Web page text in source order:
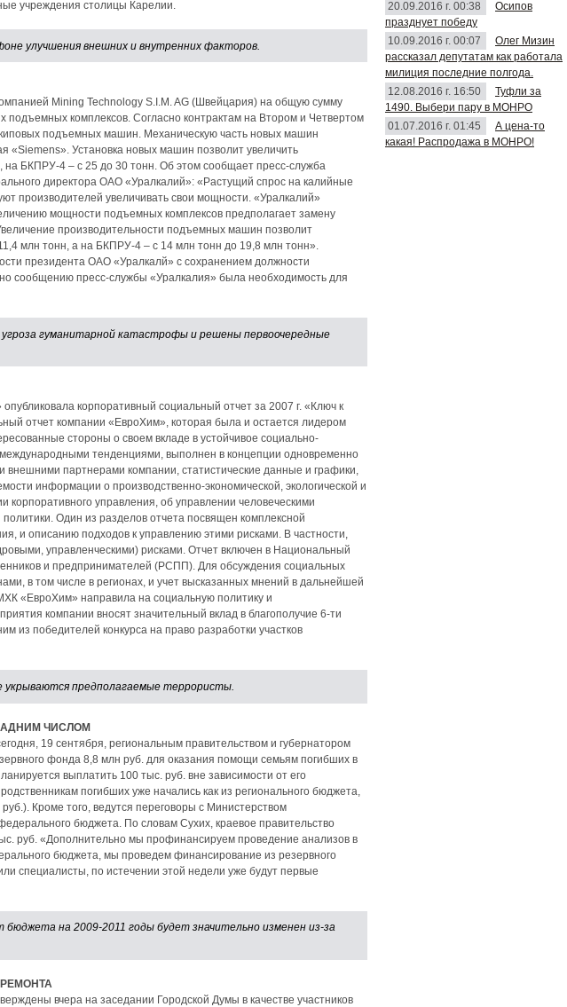
учреждения столицы Карелии.
улучшения внешних и внутренних факторов.
Mining Technology S.I.M. AG (Швейцария) на общую сумму
комплексов. Согласно контрактам на Втором и Четвертом
подъемных машин. Механическую часть новых машин
«Siemens». Установка новых машин позволит увеличить
БКПРУ-4 – с 25 до 30 тонн. Об этом сообщает пресс-служба
директора ОАО «Уралкалий»: «Растущий спрос на калийные
производителей увеличивать свои мощности. «Уралкалий»
мощности подъемных комплексов предполагает замену
производительности подъемных машин позволит
млн тонн, а на БКПРУ-4 – с 14 млн тонн до 19,8 млн тонн».
президента ОАО «Уралкалй» с сохранением должности
сообщению пресс-службы «Уралкалия» была необходимость для
гуманитарной катастрофы и решены первоочередные
корпоративный социальный отчет за 2007 г. «Ключ к
отчет компании «ЕвроХим», которая была и остается лидером
стороны о своем вкладе в устойчивое социально-
тенденциями, выполнен в концепции одновременно
партнерами компании, статистические данные и графики,
информации о производственно-экономической, экологической и
управления, об управлении человеческими
Один из разделов отчета посвящен комплексной
и описанию подходов к управлению этими рисками. В частности,
управленческими) рисками. Отчет включен в Национальный
и предпринимателей (РСПП). Для обсуждения социальных
в том числе в регионах, и учет высказанных мнений в дальнейшей
«ЕвроХим» направила на социальную политику и
компании вносят значительный вклад в благополучие 6-ти
из победителей конкурса на право разработки участков
предполагаемые террористы.
ЧИСЛОМ
19 сентября, региональным правительством и губернатором
фонда 8,8 млн руб. для оказания помощи семьям погибших в
выплатить 100 тыс. руб. вне зависимости от его
погибших уже начались как из регионального бюджета,
Кроме того, ведутся переговоры с Министерством
бюджета. По словам Сухих, краевое правительство
руб. «Дополнительно мы профинансируем проведение анализов в
бюджета, мы проведем финансирование из резервного
специалисты, по истечении этой недели уже будут первые
на 2009-2011 годы будет значительно изменен из-за
вчера на заседании Городской Думы в качестве участников
20.09.2016 г. 00:38
Осипов
празднует победу
10.09.2016 г. 00:07
Олег Мизин
рассказал депутатам как работала
милиция последние полгода.
12.08.2016 г. 16:50
Туфли за
1490. Выбери пару в МОНРО
01.07.2016 г. 01:45
А цена-то
какая! Распродажа в МОНРО!